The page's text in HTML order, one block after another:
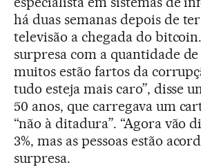
há duas semanas depois de
televisão a chegada do
surpresa com a quantidade
muitos estão fartos da
tudo esteja mais caro”, disse
50 anos, que carregava um
“não à ditadura”. “Agora vão
3%, mas as pessoas estão
surpresa.